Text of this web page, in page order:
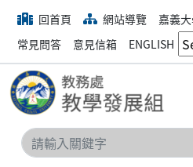
回首頁 網站導覽 嘉義
常見問答
意見信箱 ENGLISH